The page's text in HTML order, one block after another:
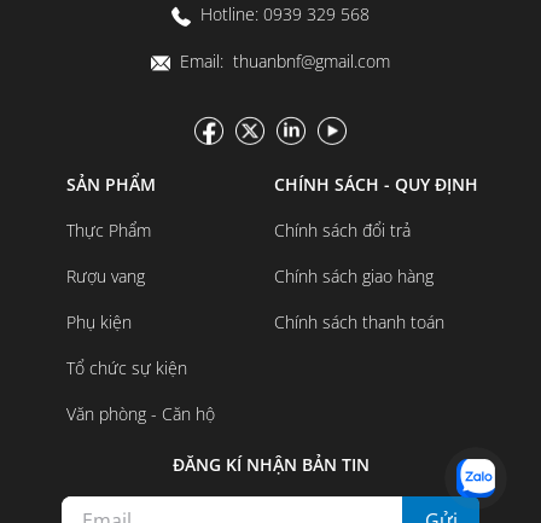
Hotline: 0939 329 568
Email: thuanbnf@gmail.com
SẢN PHẨM
Thực Phẩm
Rượu vang
Phụ kiện
Tổ chức sự kiện
Văn phòng - Căn hộ
CHÍNH SÁCH - QUY ĐỊNH
Chính sách đổi trả
Chính sách giao hàng
Chính sách thanh toán
ĐĂNG KÍ NHẬN BẢN TIN